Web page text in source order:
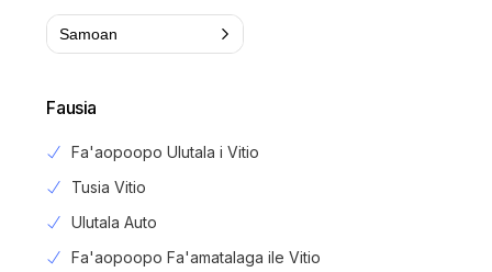
Samoan
Fausia
Fa'aopoopo Ulutala i Vitio
Tusia Vitio
Ulutala Auto
Fa'aopoopo Fa'amatalaga ile Vitio